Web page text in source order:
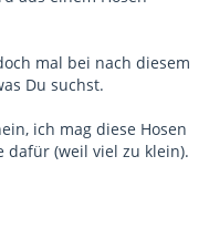
mal bei nach diesem
Du suchst.
ich mag diese Hosen
(weil viel zu klein).